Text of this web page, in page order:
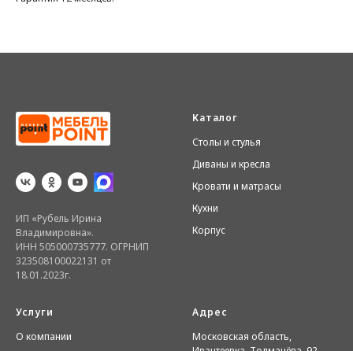
ИП «Рубель Ирина
Владимировна».
ИНН 505000735777. ОГРНИП
323508100022131 от
18.01.2023г.
Каталог
Столы и стулья
Диваны и кресла
Кровати и матрасы
Кухни
Корпус
Услуги
О компании
Адрес
Московская область,